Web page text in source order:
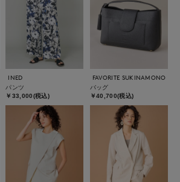
INED
パンツ
￥33,000(税込)
FAVORITE SUKINAMONO
バッグ
￥40,700(税込)